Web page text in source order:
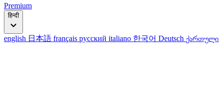
Premium
हिन्दी
english 日本語 français русский italiano 한국어 Deutsch ქართული